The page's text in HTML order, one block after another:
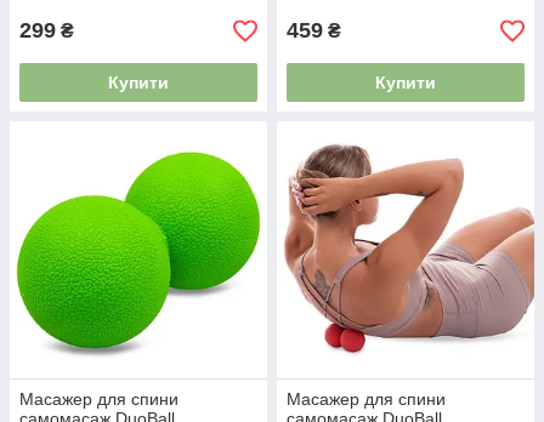
299 ₴
Купити
459 ₴
Купити
Масажер для спини
Масажер для спини